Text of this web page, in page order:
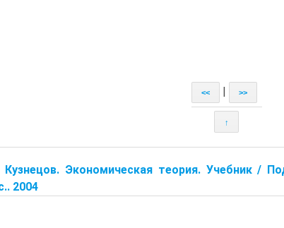
<< >>
↑
Кузнецов. Экономическая теория. Учебник /
2004